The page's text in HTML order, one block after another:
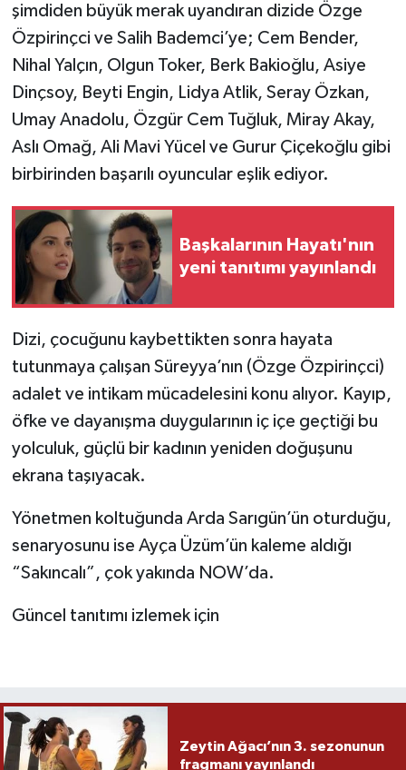
şimdiden büyük merak uyandıran dizide Özge
Özpirinçci ve Salih Bademci’ye; Cem Bender,
Nihal Yalçın, Olgun Toker, Berk Bakioğlu, Asiye
Dinçsoy, Beyti Engin, Lidya Atlik, Seray Özkan,
Umay Anadolu, Özgür Cem Tuğluk, Miray Akay,
Aslı Omağ, Ali Mavi Yücel ve Gurur Çiçekoğlu gibi
birbirinden başarılı oyuncular eşlik ediyor.
Başkalarının Hayatı'nın
yeni tanıtımı yayınlandı
Dizi, çocuğunu kaybettikten sonra hayata
tutunmaya çalışan Süreyya’nın (Özge Özpirinçci)
adalet ve intikam mücadelesini konu alıyor. Kayıp,
öfke ve dayanışma duygularının iç içe geçtiği bu
yolculuk, güçlü bir kadının yeniden doğuşunu
ekrana taşıyacak.
Yönetmen koltuğunda Arda Sarıgün’ün oturduğu,
senaryosunu ise Ayça Üzüm’ün kaleme aldığı
“Sakıncalı”, çok yakında NOW’da.
Güncel tanıtımı izlemek için
Zeytin Ağacı’nın 3. sezonunun
fragmanı yayınlandı